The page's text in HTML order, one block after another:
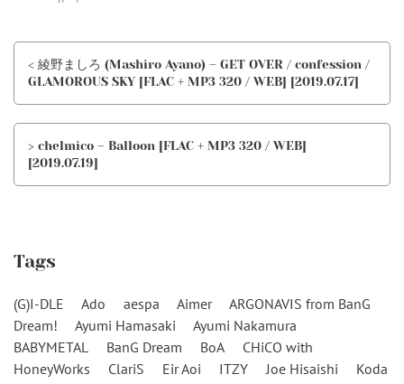
< 綾野ましろ (Mashiro Ayano) – GET OVER / confession /
GLAMOROUS SKY [FLAC + MP3 320 / WEB] [2019.07.17]
> chelmico – Balloon [FLAC + MP3 320 / WEB]
[2019.07.19]
Tags
(G)I-DLE Ado aespa Aimer
ARGONAVIS from BanG
Dream!
Ayumi Hamasaki
Ayumi Nakamura
BABYMETAL
BanG Dream BoA
CHiCO with
HoneyWorks
ClariS Eir Aoi ITZY Joe Hisaishi
Koda